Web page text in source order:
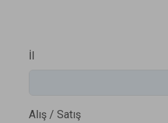
İl
Alış / Satış